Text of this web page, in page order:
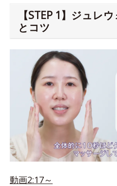
【STEP 1】ジュレ
とコツ
動画2:17～